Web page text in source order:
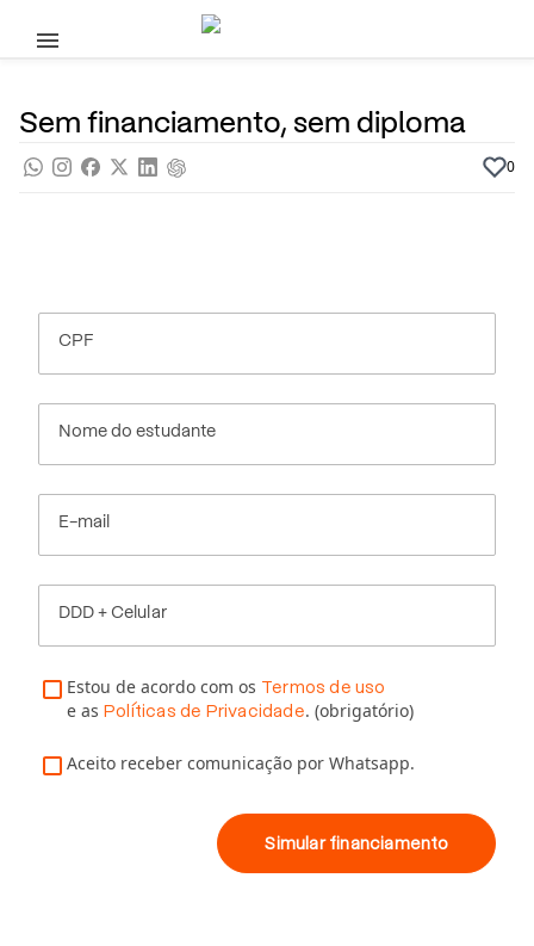
Pular para o conteúdo principal
Sem financiamento, sem diploma
0
CPF
Nome do estudante
E-mail
DDD + Celular
Estou de acordo com os Termos de uso
e as Políticas de Privacidade. (obrigatório)
Aceito receber comunicação por Whatsapp.
Simular financiamento